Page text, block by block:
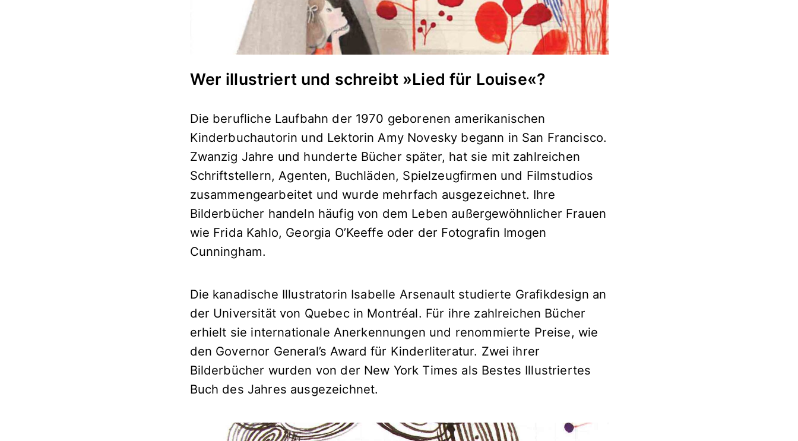
Wer illustriert und schreibt »Lied für Louise«?
Die berufliche Laufbahn der 1970 geborenen amerikanischen
Kinderbuchautorin und Lektorin Amy Novesky begann in San Francisco.
Zwanzig Jahre und hunderte Bücher später, hat sie mit zahlreichen
Schriftstellern, Agenten, Buchläden, Spielzeugfirmen und Filmstudios
zusammengearbeitet und wurde mehrfach ausgezeichnet. Ihre
Bilderbücher handeln häufig von dem Leben außergewöhnlicher Frauen
wie Frida Kahlo, Georgia O’Keeffe oder der Fotografin Imogen
Cunningham.
Die kanadische Illustratorin Isabelle Arsenault studierte Grafikdesign an
der Universität von Quebec in Montréal. Für ihre zahlreichen Bücher
erhielt sie internationale Anerkennungen und renommierte Preise, wie
den Governor General’s Award für Kinderliteratur. Zwei ihrer
Bilderbücher wurden von der New York Times als Bestes Illustriertes
Buch des Jahres ausgezeichnet.